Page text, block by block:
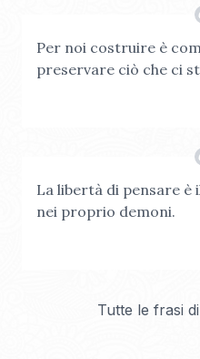
Per noi costruire è
preservare ciò che ci
La libertà di pensare
nei proprio demoni.
Tutte le frasi di